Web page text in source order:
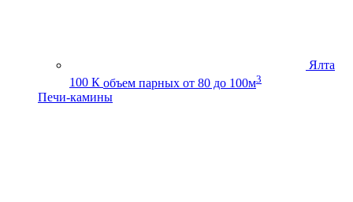
Ялта
100 К объем парных от 80 до 100м3
Печи-камины